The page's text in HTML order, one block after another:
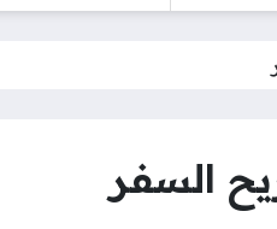
السفر